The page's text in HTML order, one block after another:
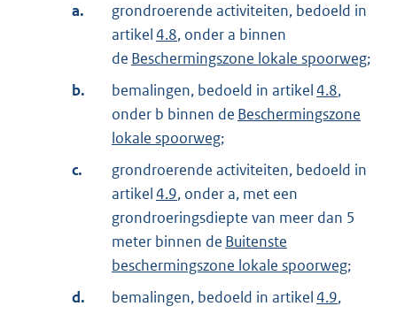
a.
grondroerende activiteiten, bedoeld in
artikel 4.8, onder a binnen
de Beschermingszone lokale spoorweg;
b.
bemalingen, bedoeld in artikel 4.8,
onder b binnen de Beschermingszone
lokale spoorweg;
c.
grondroerende activiteiten, bedoeld in
artikel 4.9, onder a, met een
grondroeringsdiepte van meer dan 5
meter binnen de Buitenste
beschermingszone lokale spoorweg;
d.
bemalingen, bedoeld in artikel 4.9,